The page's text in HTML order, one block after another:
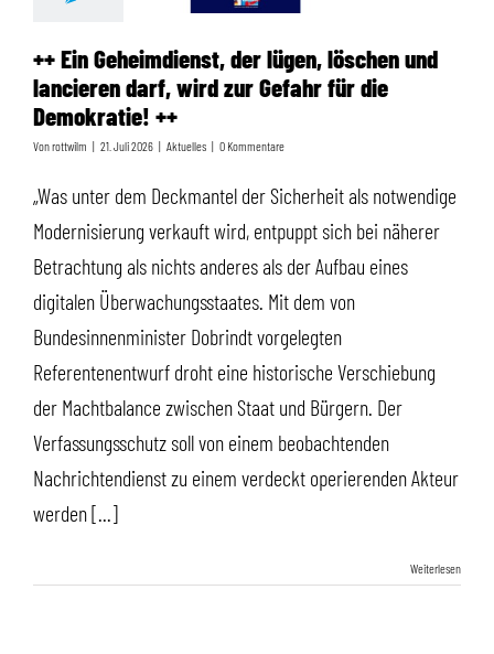
++ Ein Geheimdienst, der lügen, löschen und
lancieren darf, wird zur Gefahr für die
Demokratie! ++
Vonrottwilm | 21. Juli 2026 | Aktuelles | 0 Kommentare
„Was unter dem Deckmantel der Sicherheit als notwendige
Modernisierung verkauft wird, entpuppt sich bei näherer
Betrachtung als nichts anderes als der Aufbau eines
digitalen Überwachungsstaates. Mit dem von
Bundesinnenminister Dobrindt vorgelegten
Referentenentwurf droht eine historische Verschiebung
der Machtbalance zwischen Staat und Bürgern. Der
Verfassungsschutz soll von einem beobachtenden
Nachrichtendienst zu einem verdeckt operierenden Akteur
werden [...]
Weiterlesen